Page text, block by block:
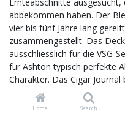
Home Search
abbekommen haben. Der
vier bis fünf Jahre lang
zusammengestellt. Das
ausschliesslich für die VSG-
für Ashton typisch perfekte
Charakter. Das Cigar
folgendermassen: „Wer
berauschendes